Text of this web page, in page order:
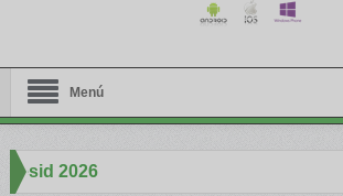
Menú